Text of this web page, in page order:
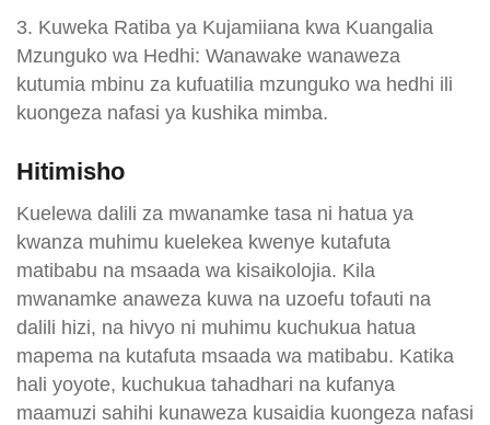
3. Kuweka Ratiba ya Kujamiiana kwa Kuangalia
Mzunguko wa Hedhi: Wanawake wanaweza
kutumia mbinu za kufuatilia mzunguko wa hedhi ili
kuongeza nafasi ya kushika mimba.
Hitimisho
Kuelewa dalili za mwanamke tasa ni hatua ya
kwanza muhimu kuelekea kwenye kutafuta
matibabu na msaada wa kisaikolojia. Kila
mwanamke anaweza kuwa na uzoefu tofauti na
dalili hizi, na hivyo ni muhimu kuchukua hatua
mapema na kutafuta msaada wa matibabu. Katika
hali yoyote, kuchukua tahadhari na kufanya
maamuzi sahihi kunaweza kusaidia kuongeza nafasi